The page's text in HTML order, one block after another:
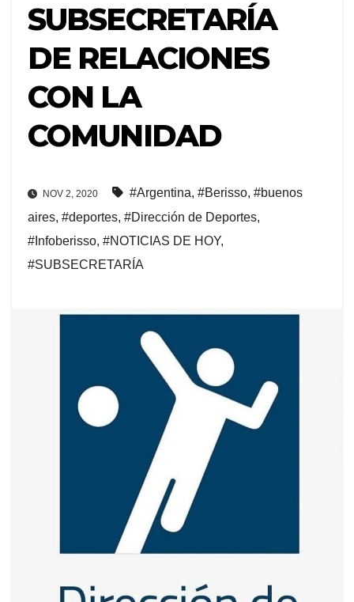
SUBSECRETARÍA
DE RELACIONES
CON LA
COMUNIDAD
NOV 2, 2020 #Argentina, #Berisso, #buenos
aires, #deportes, #Dirección de Deportes,
#Infoberisso, #NOTICIAS DE HOY,
#SUBSECRETARÍA